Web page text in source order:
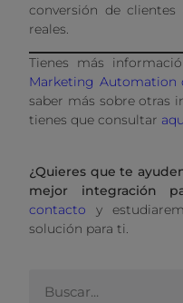
conversión de clientes
reales.
Tienes más
Marketing Automation
saber más sobre otras
tienes que consultar
¿Quieres que te
mejor integración
contacto y
solución para ti.